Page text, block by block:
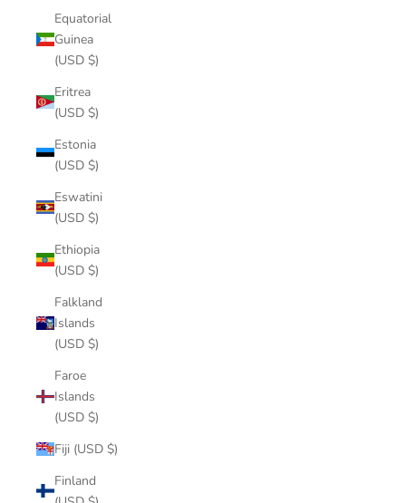
Equatorial
Guinea
(USD $)
Eritrea
(USD $)
Estonia
(USD $)
Eswatini
(USD $)
Ethiopia
(USD $)
Falkland
Islands
(USD $)
Faroe
Islands
(USD $)
Fiji (USD $)
Finland